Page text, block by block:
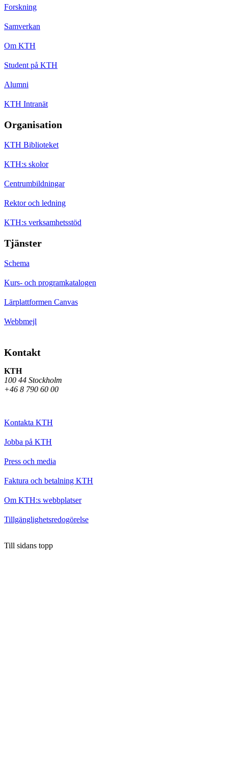
Forskning
Samverkan
Om KTH
Student på KTH
Alumni
KTH Intranät
Organisation
KTH Biblioteket
KTH:s skolor
Centrumbildningar
Rektor och ledning
KTH:s verksamhetsstöd
Tjänster
Schema
Kurs- och programkatalogen
Lärplattformen Canvas
Webbmejl
Kontakt
KTH
100 44 Stockholm
+46 8 790 60 00
Kontakta KTH
Jobba på KTH
Press och media
Faktura och betalning KTH
Om KTH:s webbplatser
Tillgänglighetsredogörelse
Till sidans topp